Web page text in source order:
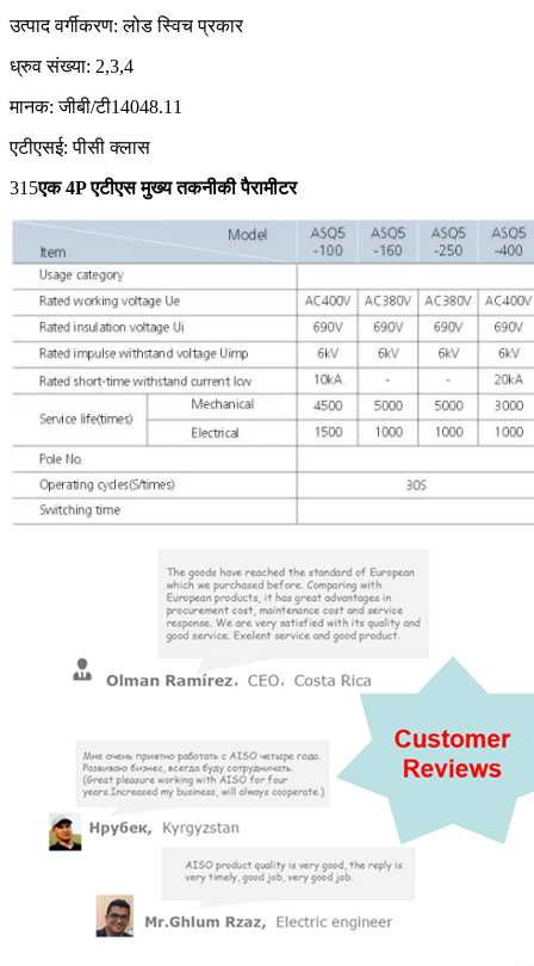
उत्पाद वर्गीकरण: लोड स्विच प्रकार
ध्रुव संख्या: 2,3,4
मानक: जीबी/टी14048.11
एटीएसई: पीसी क्लास
315एक 4P एटीएस मुख्य तकनीकी पैरामीटर